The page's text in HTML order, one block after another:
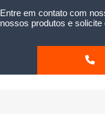
Entre em contato com
nossos produtos e solicite